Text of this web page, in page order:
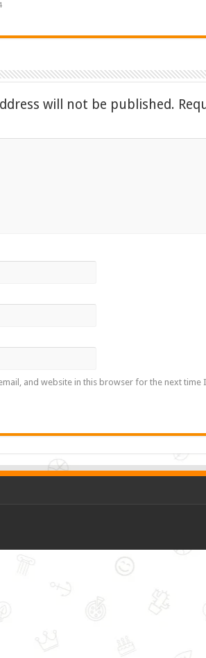
will not be published.
and website in this browser for the next time